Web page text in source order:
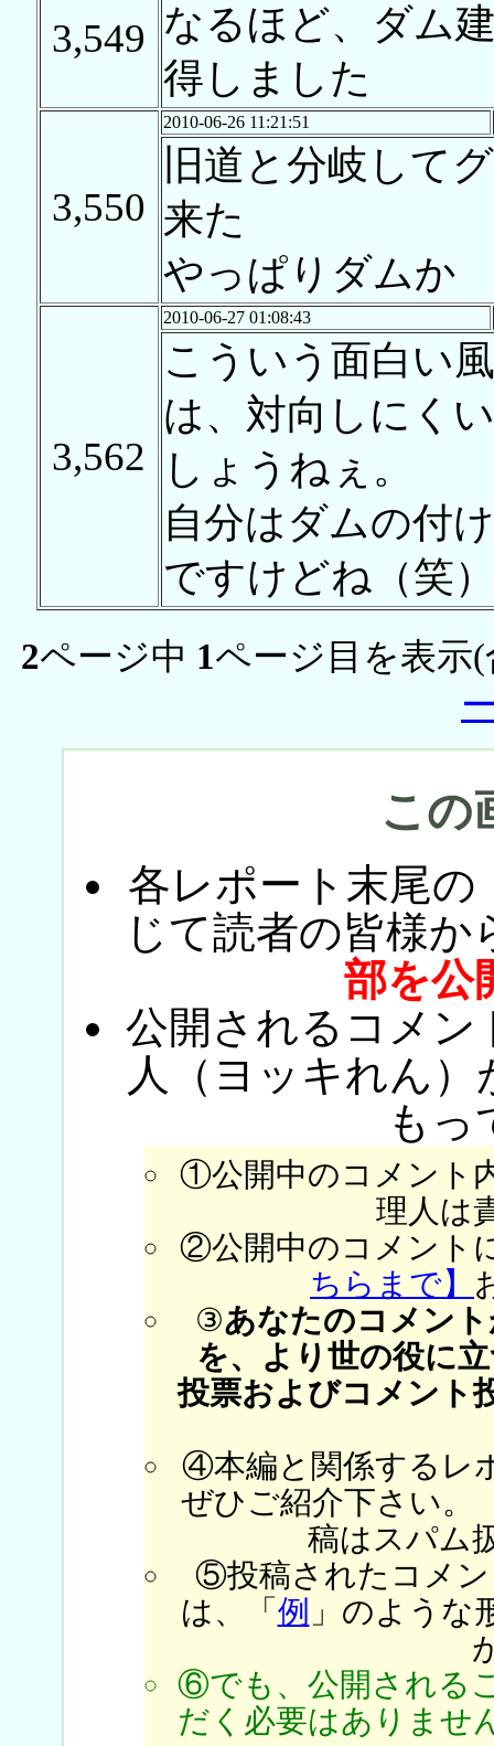
3,549 なるほど、ダム
得しました
3,550
2010-06-26 11:21:51
旧道と分岐して
来た
やっぱりダムか
3,562
2010-06-27 01:08:43
こういう面白い
は、対向しにく
しょうねぇ。
自分はダムの付
ですけどね（笑）
2ページ中 1ページ目を表示(
この
各レポート末尾の
じて読者の皆様か
部を公
公開されるコメン
人（ヨッキれん
もっ
①公開中のコメント
理人は
②公開中のコメント
ちらまで】
③あなたのコメン
を、より世の役に
投票およびコメント
④本編と関係するレ
ぜひご紹介下さい。
稿はスパム
⑤投稿されたコメン
は、「 例 」のような
⑥でも、公開される
だく必要はありませ